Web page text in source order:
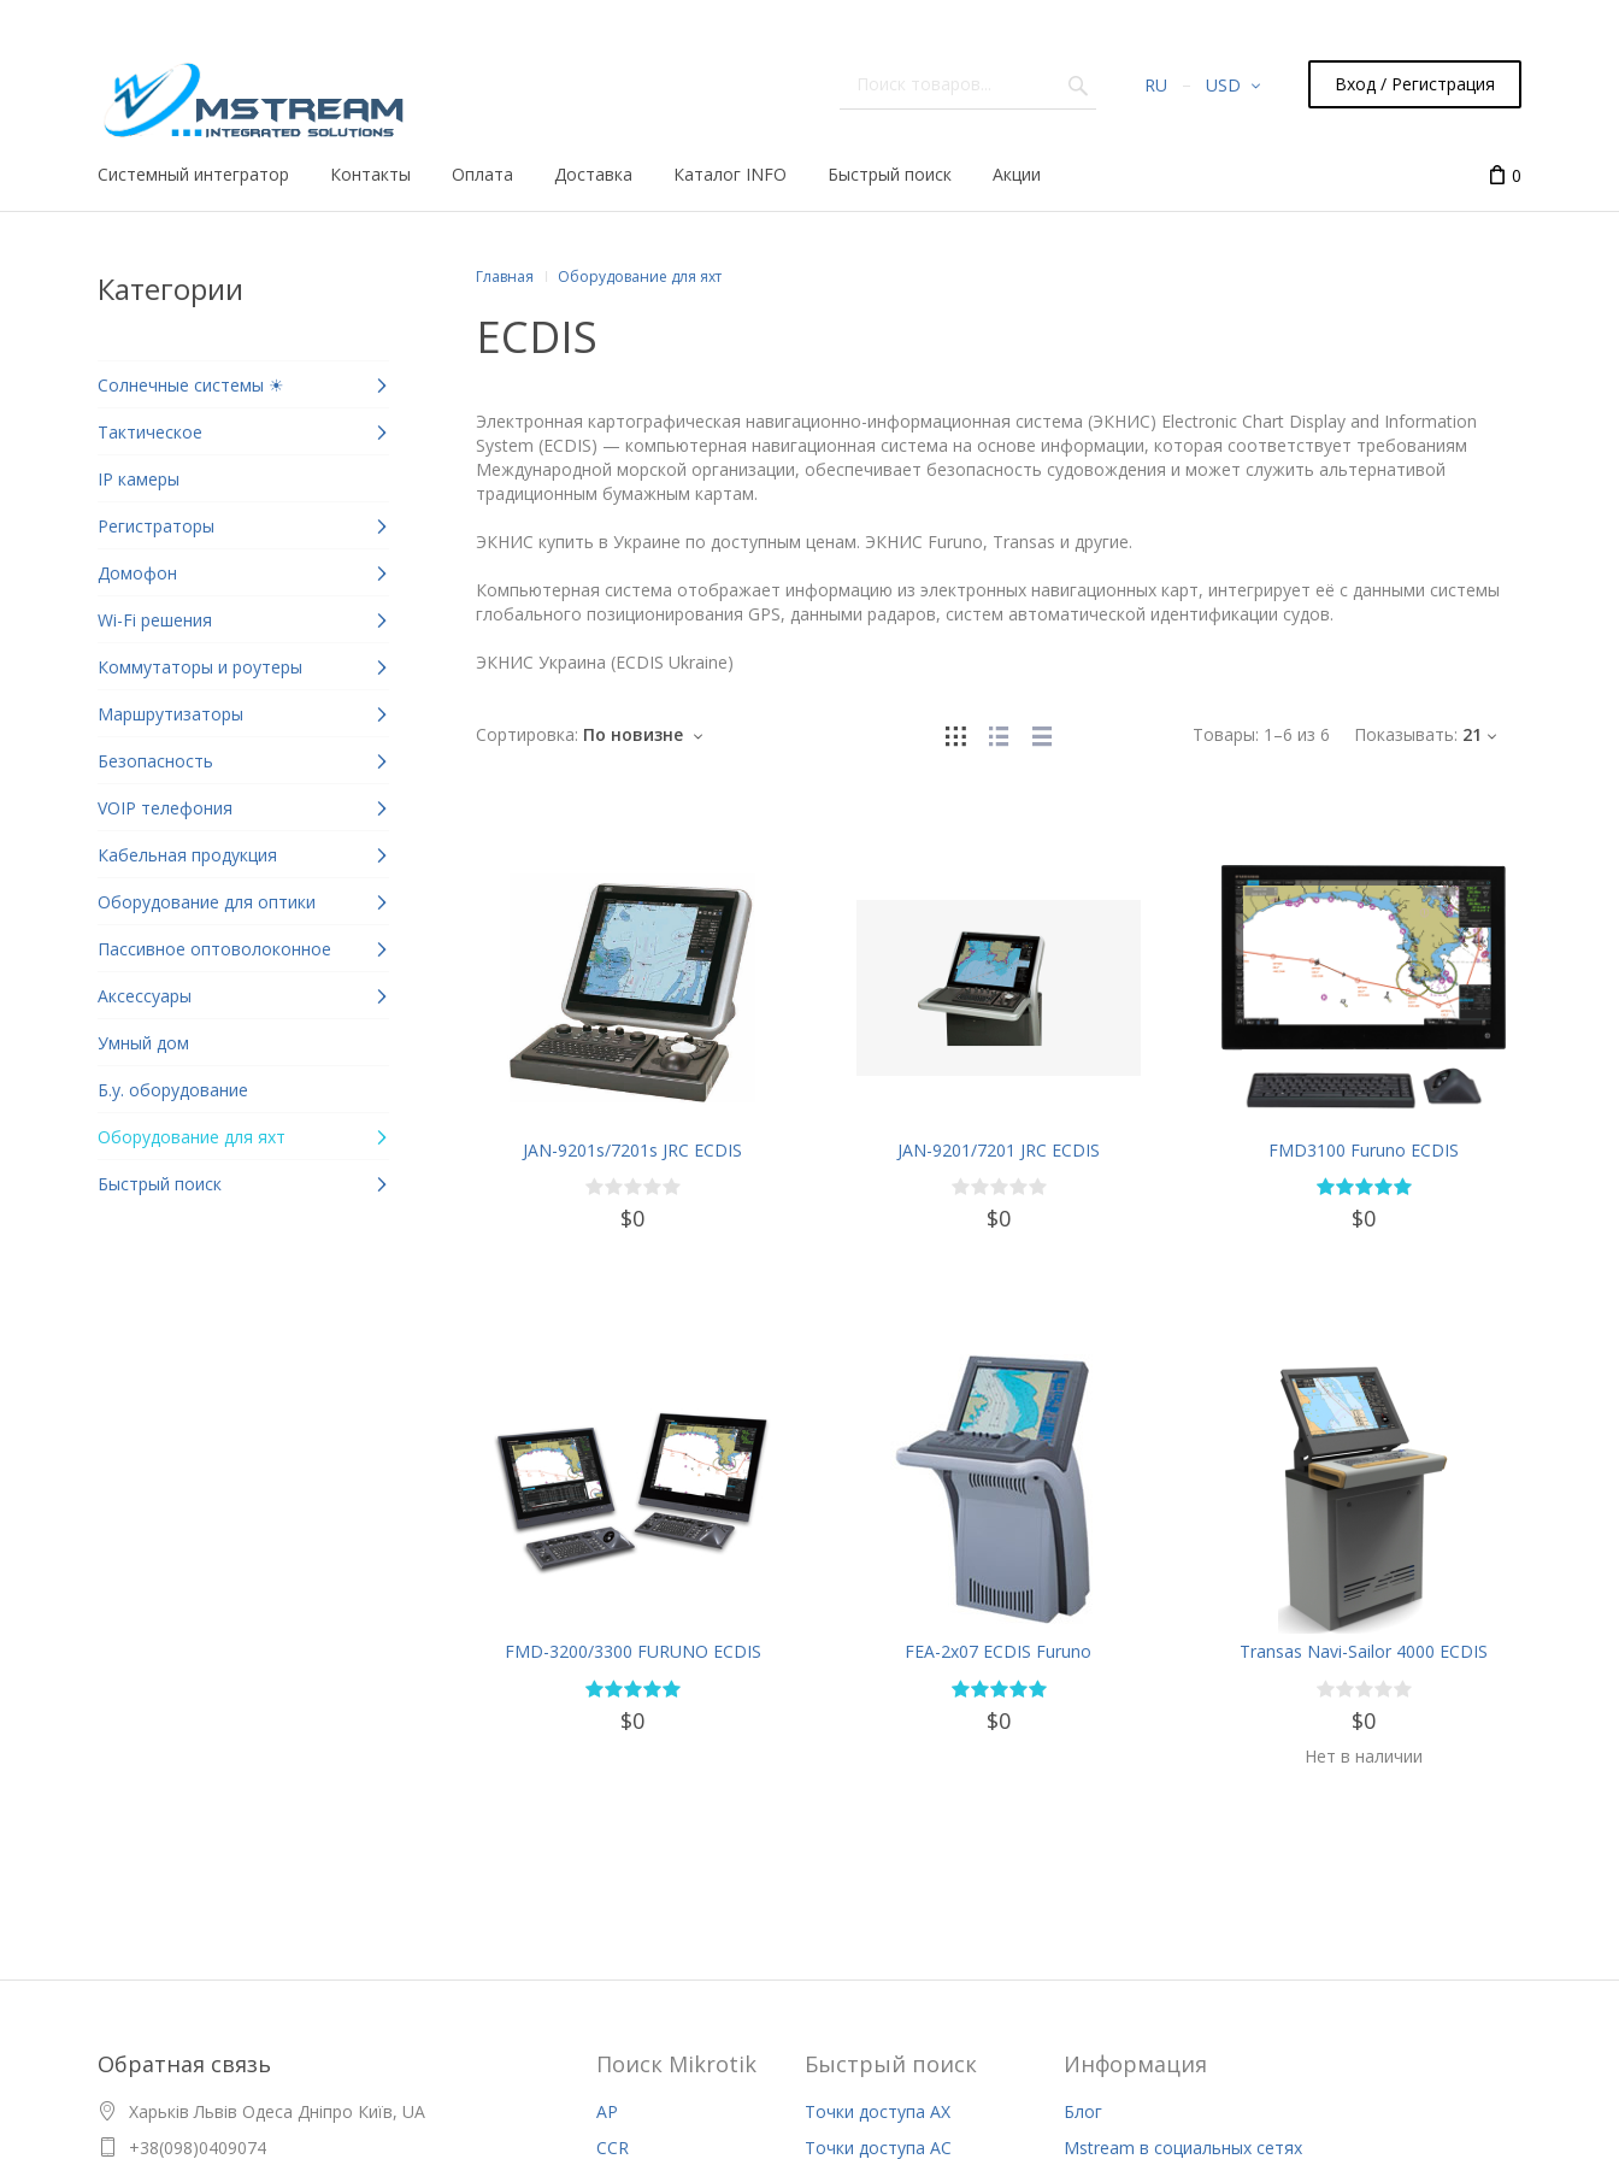
RU USD Вход / Регистрация
Системный интегратор Контакты Оплата Доставка Каталог INFO Быстрый поиск Акции 0
Категории
Солнечные системы ☀
Тактическое
IP камеры
Регистраторы
Домофон
Wi-Fi решения
Коммутаторы и роутеры
Маршрутизаторы
Безопасность
VOIP телефония
Кабельная продукция
Оборудование для оптики
Пассивное оптоволоконное
Аксессуары
Умный дом
Б.у. оборудование
Оборудование для яхт
Быстрый поиск
Главная Оборудование для яхт
ECDIS
Электронная картографическая навигационно-информационная система (ЭКНИС) Electronic Chart Display and Information
System (ECDIS) — компьютерная навигационная система на основе информации, которая соответствует требованиям
Международной морской организации, обеспечивает безопасность судовождения и может служить альтернативой
традиционным бумажным картам.
ЭКНИС купить в Украине по доступным ценам. ЭКНИС Furuno, Transas и другие.
Компьютерная система отображает информацию из электронных навигационных карт, интегрирует её с данными системы
глобального позиционирования GPS, данными радаров, систем автоматической идентификации судов.
ЭКНИС Украина (ECDIS Ukraine)
Товары: 1 –6 из 6 Показывать: 21
Сортировка: По новизне
JAN-9201s/7201s JRC ECDIS
$0
JAN-9201/7201 JRC ECDIS
$0
FMD3100 Furuno ECDIS
$0
FMD-3200/3300 FURUNO ECDIS
$0
FEA-2x07 ECDIS Furuno
$0
Transas Navi-Sailor 4000 ECDIS
$0
Нет в наличии
Обратная связь
Харьків Львів Одеса Дніпро Київ, UA
+38(098)0409074
Поиск Mikrotik
AP
CCR
Быстрый поиск
Точки доступа AX
Точки доступа AC
Информация
Блог
Mstream в социальных сетях